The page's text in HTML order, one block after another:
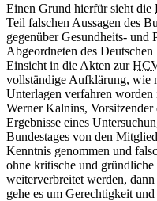
Einen Grund hierfür sieht die
Teil falschen Aussagen des
gegenüber Gesundheits- und
Abgeordneten des
Einsicht in die Akten zur
vollständige Aufklärung, wie
Unterlagen verfahren worden
Werner Kalnins, Vorsitzender
Ergebnisse eines
Bundestages von den
Kenntnis genommen und
ohne kritische und
weiterverbreitet werden,
gehe es um Gerechtigkeit